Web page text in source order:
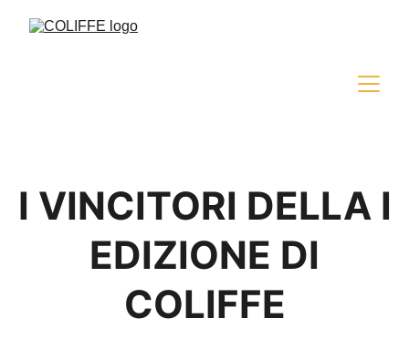
I VINCITORI DELLA I
EDIZIONE DI
COLIFFE